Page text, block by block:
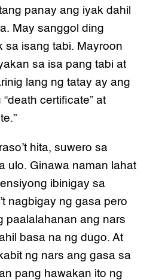
panay ang iyak dahil
May sanggol ding
sa isang tabi. Mayroon
sa isa pang tabi at
lang ng tatay ay ang
certificate” at
hita, suwero sa
ulo. Ginawa naman lahat
ibinigay sa
nagbigay ng gasa pero
paalalahanan ang nars
basa na ng dugo. At
ng nars ang gasa sa
pang hawakan ito ng